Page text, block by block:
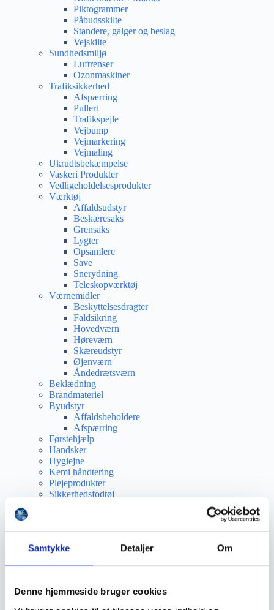
Samtykke Detaljer Om
Denne hjemmeside bruger cookies
Piktogrammer
Påbudsskilte
Standere, galger og beslag
Vejskilte
Sundhedsmiljø
Luftrenser
Ozonmaskiner
Trafiksikkerhed
Afspærring
Pullert
Trafikspejle
Vejbump
Vejmarkering
Vejmaling
Ukrudtsbekæmpelse
Vaskeri Produkter
Vedligeholdelsesprodukter
Værktøj
Affaldsudstyr
Beskæresaks
Grensaks
Lygter
Opsamlere
Save
Snerydning
Teleskopværktøj
Værnemidler
Beskyttelsesdragter
Faldsikring
Hovedværn
Høreværn
Skæreudstyr
Øjenværn
Åndedrætsværn
Beklædning
Brandmateriel
Byudstyr
Affaldsbeholdere
Afspærring
Førstehjælp
Handsker
Hygiejne
Kemi håndtering
Plejeprodukter
Sikkerhedsfodtøj
Skilte